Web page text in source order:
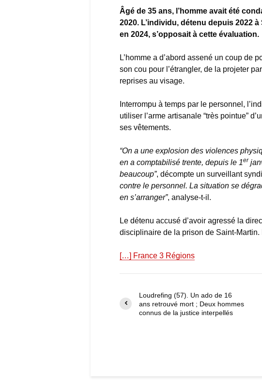
Âgé de 35 ans, l’homme avait été
2020. L’individu, détenu depuis 2022
en 2024, s’opposait à cette évaluation.
L’homme a d’abord assené un coup de
son cou pour l’étrangler, de la projeter
reprises au visage.
Interrompu à temps par le personnel,
utiliser l’arme artisanale “très pointue”
ses vêtements.
“On a une explosion des violences
en a comptabilisé trente, depuis le 1er
beaucoup”, décompte un surveillant
contre le personnel. La situation se
en s’arranger”, analyse-t-il.
Le détenu accusé d’avoir agressé la
disciplinaire de la prison de Saint-
[…] France 3 Régions
Loudrefing (57). Un ado de 16
ans retrouvé mort ; Deux hommes
connus de la justice interpellés